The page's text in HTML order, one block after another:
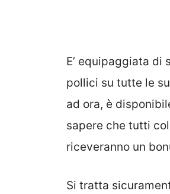
E’ equipaggiata di
pollici su tutte le
ad ora, è
sapere che tutti
riceveranno un
Si tratta